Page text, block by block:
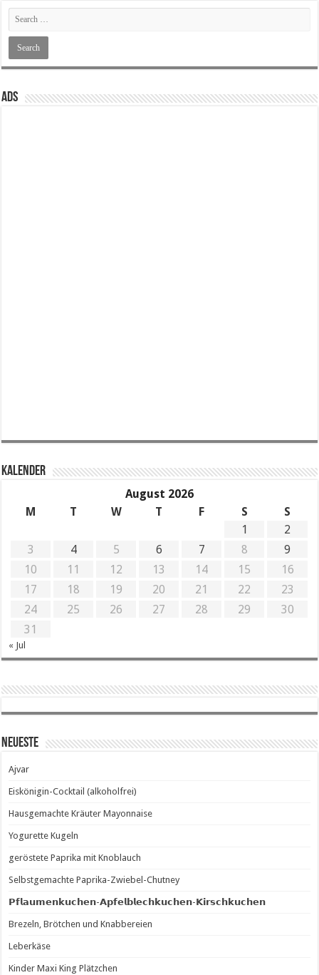
ADS
KALENDER
August 2026
M
T W T F S
S
1
2
3
4 5 6 7 8
9
10
11 12 13 14 15
16
17
18 19 20 21 22
23
24
25 26 27 28 29
30
31
« Jul
Neueste
Ajvar
Eiskönigin-Cocktail (alkoholfrei)
Hausgemachte Kräuter Mayonnaise
Yogurette Kugeln
geröstete Paprika mit Knoblauch
Selbstgemachte Paprika-Zwiebel-Chutney
𝗣𝗳𝗹𝗮𝘂𝗺𝗲𝗻𝗸𝘂𝗰𝗵𝗲𝗻-𝗔𝗽𝗳𝗲𝗹𝗯𝗹𝗲𝗰𝗵𝗸𝘂𝗰𝗵𝗲𝗻-𝗞𝗶𝗿𝘀𝗰𝗵𝗸𝘂𝗰𝗵𝗲𝗻
Brezeln, Brötchen und Knabbereien
Leberkäse
Kinder Maxi King Plätzchen